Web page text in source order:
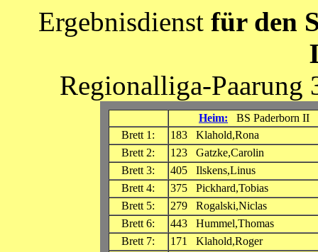
Ergebnisdienst für den
Regionalliga-Paarung
Heim:
BS Paderborn II
Brett 1:
183 Klahold,Rona
Brett 2:
123 Gatzke,Carolin
Brett 3:
405 Ilskens,Linus
Brett 4:
375 Pickhard,Tobias
Brett 5:
279 Rogalski,Niclas
Brett 6:
443 Hummel,Thomas
Brett 7:
171 Klahold,Roger